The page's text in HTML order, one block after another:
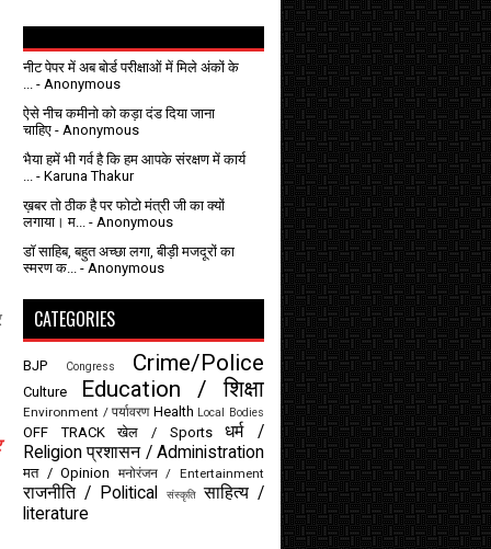
नीट पेपर में अब बोर्ड परीक्षाओं में मिले अंकों के
- Anonymous
ऐसे नीच कमीनो को कड़ा दंड दिया जाना
चाहिए - Anonymous
भैया हमें भी गर्व है कि हम आपके संरक्षण में कार्य
- Karuna Thakur
ख़बर तो ठीक है पर फोटो मंत्री जी का क्यों
लगाया। म...
- Anonymous
डॉ साहिब, बहुत अच्छा लगा, बीड़ी मजदूरों का
स्मरण क...
- Anonymous
CATEGORIES
BJP Congress Crime/Police
Culture Education / शिक्षा
Environment / पर्यावरण Health Local Bodies
OFF TRACK खेल / Sports
धर्म /
Religion प्रशासन / Administration
मत / Opinion मनोरंजन / Entertainment
राजनीति / Political संस्कृति साहित्य /
literature